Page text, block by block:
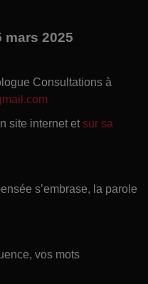
mars 2025
Consultations à
site internet et sur sa
s’embrase, la parole
vos mots